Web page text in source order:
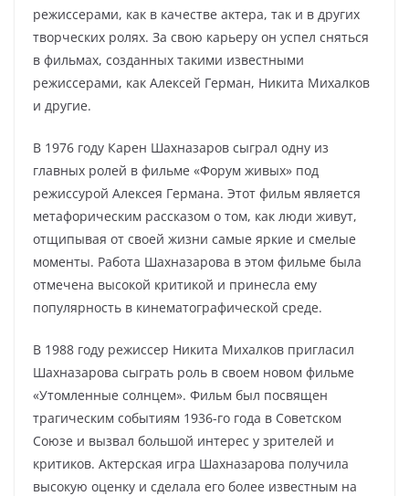
режиссерами, как в качестве актера, так и в других
творческих ролях. За свою карьеру он успел сняться
в фильмах, созданных такими известными
режиссерами, как Алексей Герман, Никита Михалков
и другие.
В 1976 году Карен Шахназаров сыграл одну из
главных ролей в фильме «Форум живых» под
режиссурой Алексея Германа. Этот фильм является
метафорическим рассказом о том, как люди живут,
отщипывая от своей жизни самые яркие и смелые
моменты. Работа Шахназарова в этом фильме была
отмечена высокой критикой и принесла ему
популярность в кинематографической среде.
В 1988 году режиссер Никита Михалков пригласил
Шахназарова сыграть роль в своем новом фильме
«Утомленные солнцем». Фильм был посвящен
трагическим событиям 1936-го года в Советском
Союзе и вызвал большой интерес у зрителей и
критиков. Актерская игра Шахназарова получила
высокую оценку и сделала его более известным на